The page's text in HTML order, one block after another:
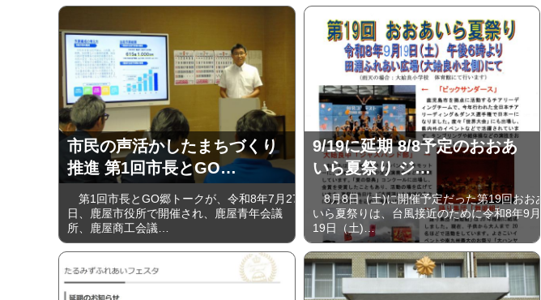
市民の声活かしたまちづくり
推進 第1回市長とGO…
第1回市長とGO郷トークが、令和8年7月27
日、鹿屋市役所で開催され、鹿屋青年会議
所、鹿屋商工会議…
9/19に延期 8/8予定のおおあ
いら夏祭り ジ…
8月8日（土)に開催予定だった第19回おおあ
いら夏祭りは、台風接近のために令和8年9月
19日（土)…